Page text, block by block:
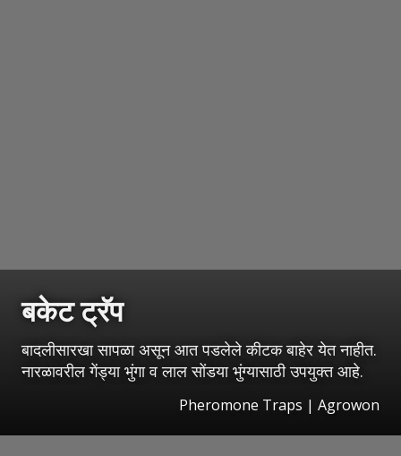
बकेट ट्रॅप
बादलीसारखा सापळा असून आत पडलेले कीटक बाहेर येत नाहीत.
नारळावरील गेंड्या भुंगा व लाल सोंडया भुंग्यासाठी उपयुक्त आहे.
Pheromone Traps | Agrowon